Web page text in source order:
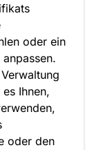
oder ein
Ihnen,
oder den